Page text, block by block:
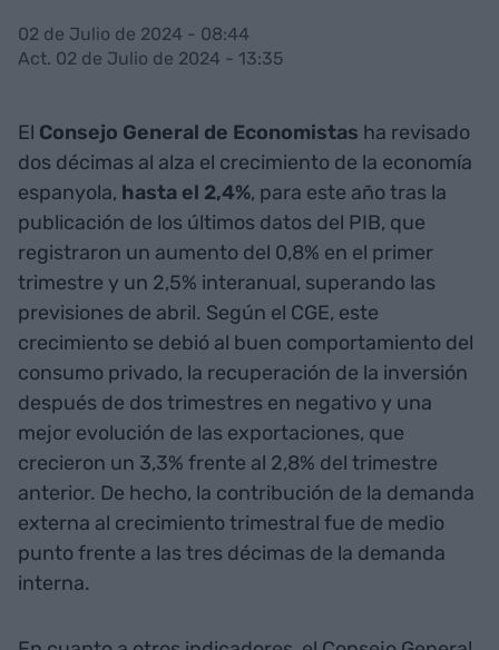
02 de Julio de 2024 - 08:44
Act. 02 de Julio de 2024 - 13:35
El Consejo General de Economistas ha revisado
dos décimas al alza el crecimiento de la economía
espanyola, hasta el 2,4%, para este año tras la
publicación de los últimos datos del PIB, que
registraron un aumento del 0,8% en el primer
trimestre y un 2,5% interanual, superando las
previsiones de abril. Según el CGE, este
crecimiento se debió al buen comportamiento del
consumo privado, la recuperación de la inversión
después de dos trimestres en negativo y una
mejor evolución de las exportaciones, que
crecieron un 3,3% frente al 2,8% del trimestre
anterior. De hecho, la contribución de la demanda
externa al crecimiento trimestral fue de medio
punto frente a las tres décimas de la demanda
interna.